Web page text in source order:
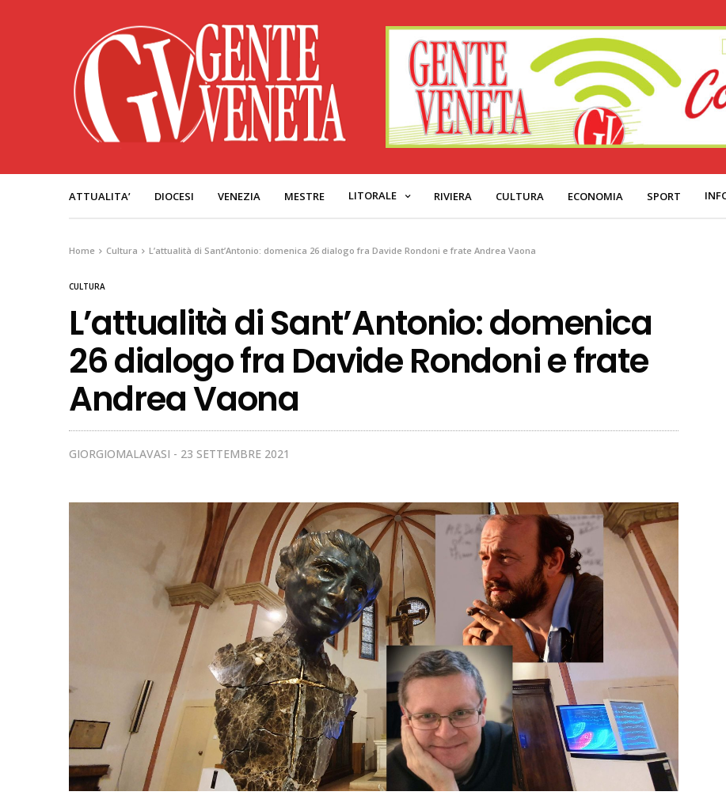
ATTUALITA’ DIOCESI VENEZIA MESTRE LITORALE RIVIERA CULTURA ECONOMIA SPORT
Home Cultura L’attualità di Sant’Antonio: domenica 26 dialogo fra Davide Rondoni e frate Andrea Vaona
CULTURA
L’attualità di Sant’Antonio: domenica
26 dialogo fra Davide Rondoni e frate
Andrea Vaona
GIORGIOMALAVASI 23 SETTEMBRE 2021